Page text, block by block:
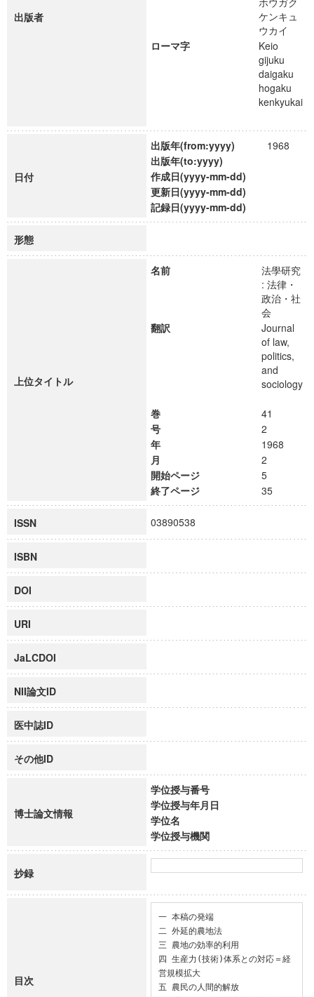
出版者
ケンキュ
ウカイ
ローマ字
Keio
gijuku
daigaku
hogaku
kenkyukai
日付
出版年(from:yyyy)
1968
出版年(to:yyyy)
作成日(yyyy-mm-dd)
更新日(yyyy-mm-dd)
記録日(yyyy-mm-dd)
形態
上位タイトル
名前
法學研究
: 法律・
政治・社
会
翻訳
Journal
of law,
politics,
and
sociology
巻
41
号
2
年
1968
月
2
開始ページ
5
終了ページ
35
ISSN 03890538
ISBN
DOI
URI
JaLCDOI
NII論文ID
医中誌ID
その他ID
博士論文情報
学位授与番号
学位授与年月日
学位名
学位授与機関
抄録
目次
一 本稿の発端
二 外延的農地法
三 農地の効率的利用
四 生産力(技術)体系との対応＝経
営規模拡大
五 農民の人間的解放